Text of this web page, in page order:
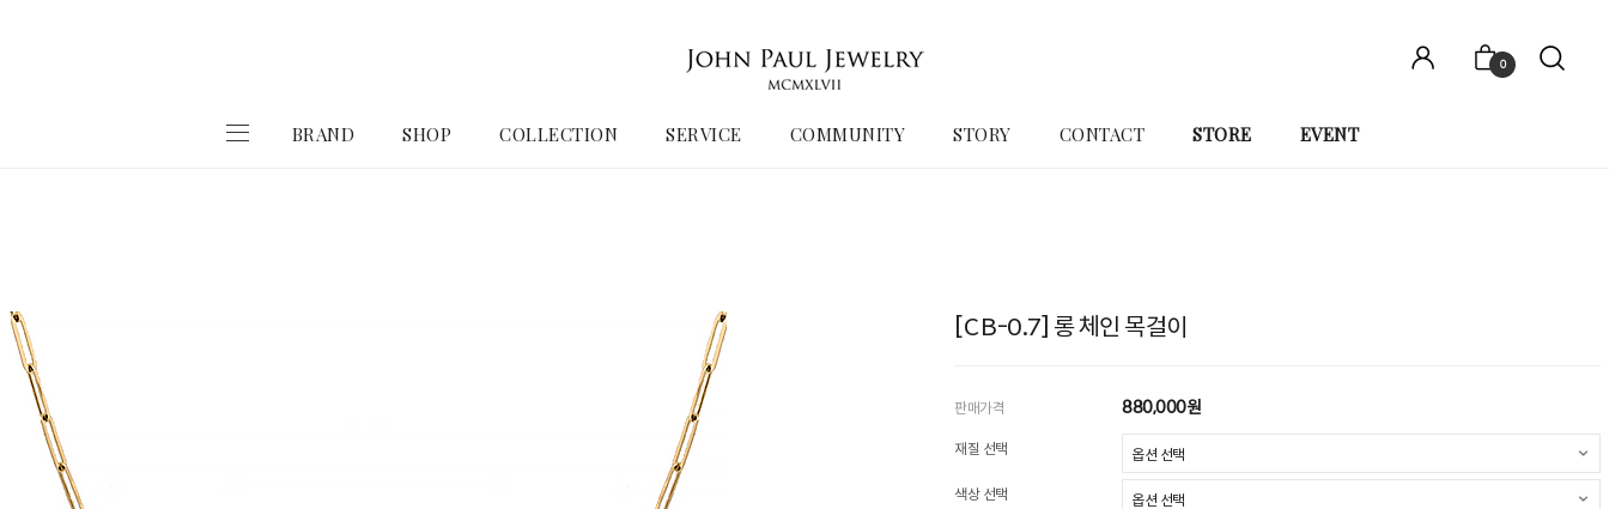
0
BRAND SHOP COLLECTION SERVICE COMMUNITY STORY CONTACT STORE EVENT
[CB-0.7] 롱 체인 목걸이
판매가격 880,000원
재질 선택
색상 선택